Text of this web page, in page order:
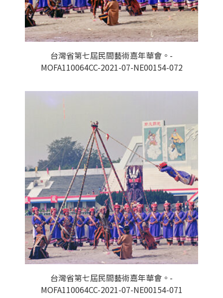
台灣省第七屆民間藝術嘉年華會。-
MOFA110064CC-2021-07-NE00154-072
台灣省第七屆民間藝術嘉年華會。-
MOFA110064CC-2021-07-NE00154-071